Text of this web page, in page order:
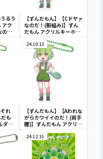
るう
アク
の
【ずんだもん】【Cドヤァ
なのだ！(腕組み)】ずん
だもん アクリルキーホル
ダーなのだ！
れ
も
ダー
24.10.13
【ずんだもん】【Aわれな
がらカワイイのだ！(両手
腰)】ずんだもん アクリル
24.12.15